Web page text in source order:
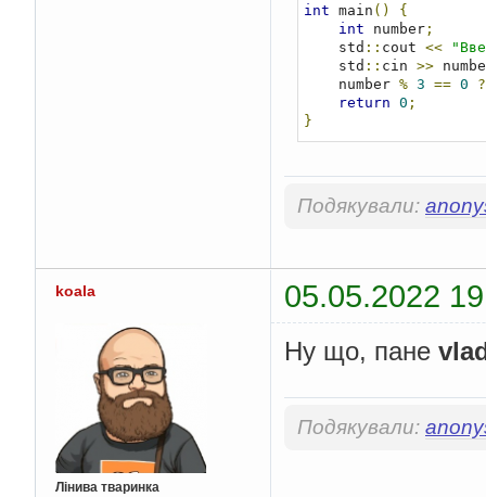
int main ()
{
int number;
    std
:: cout <<
    std
:: cin >>
    number
% 3 == 0 ?
return 0 ;
}
Подякували:
koala 05.05.2022
Лінива тваринка
Ну що, пане
Подякували: